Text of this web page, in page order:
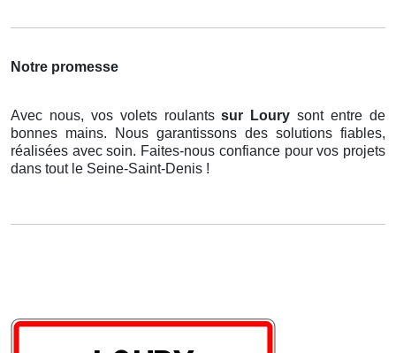
Notre promesse
Avec nous, vos volets roulantssur Lourysont entre de
bonnes mains. Nous garantissons des solutions fiables,
réalisées avec soin. Faites-nous confiance pour vos projets
dans tout le Seine-Saint-Denis !